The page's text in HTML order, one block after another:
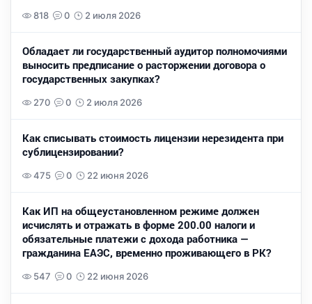
818 0 2 июля 2026
Обладает ли государственный аудитор полномочиями
выносить предписание о расторжении договора о
государственных закупках?
270 0 2 июля 2026
Как списывать стоимость лицензии нерезидента при
сублицензировании?
475 0 22 июня 2026
Как ИП на общеустановленном режиме должен
исчислять и отражать в форме 200.00 налоги и
обязательные платежи с дохода работника —
гражданина ЕАЭС, временно проживающего в РК?
547 0 22 июня 2026